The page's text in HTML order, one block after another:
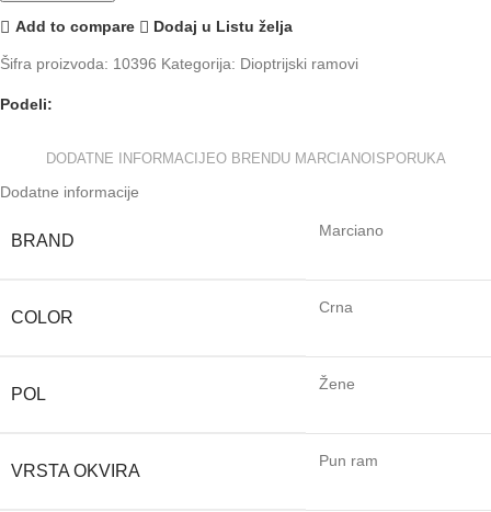
Add to compare Dodaj u Listu želja
Šifra proizvoda: 10396 Kategorija: Dioptrijski ramovi
Podeli:
DODATNE INFORMACIJEO BRENDU MARCIANOISPORUKA
Dodatne informacije
BRAND
Marciano
COLOR
Crna
POL
Žene
VRSTA OKVIRA
Pun ram